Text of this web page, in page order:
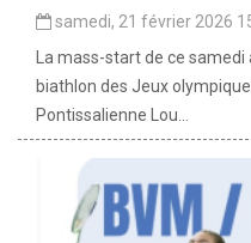
samedi, 21 février 2026
La mass-start de ce
biathlon des Jeux
Pontissalienne Lou...